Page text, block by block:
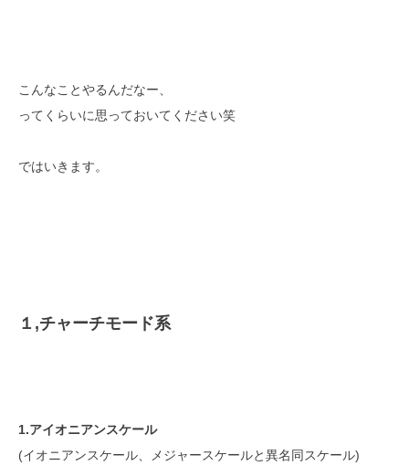
こんなことやるんだなー、
ってくらいに思っておいてください笑
ではいきます。
１,チャーチモード系
1.アイオニアンスケール
(イオニアンスケール、メジャースケールと異名同スケール)